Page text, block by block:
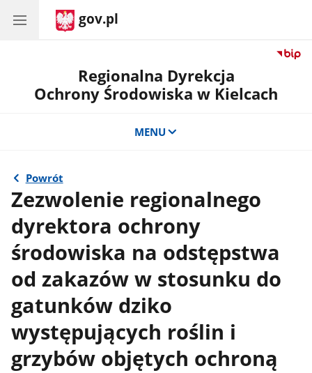
gov.pl
Regionalna Dyrekcja
Ochrony Środowiska w Kielcach
MENU
Powrót
Zezwolenie regionalnego
dyrektora ochrony
środowiska na odstępstwa
od zakazów w stosunku do
gatunków dziko
występujących roślin i
grzybów objętych ochroną